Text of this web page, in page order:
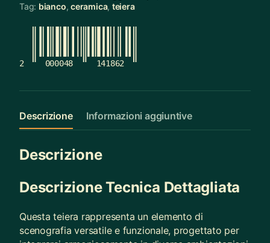
Tag: bianco,ceramica, teiera
2 000048 141862
Descrizione Informazioni aggiuntive
Descrizione
Descrizione Tecnica Dettagliata
Questa teiera rappresenta un elemento di
scenografia versatile e funzionale, progettato per